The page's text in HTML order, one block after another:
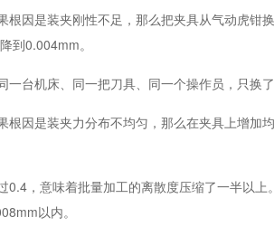
根因是装夹刚性不足，那么把夹具从气动虎钳
到0.004mm。
一台机床、同一把刀具、同一个操作员，只换
根因是装夹力分布不均匀，那么在夹具上增加
0.4，意味着批量加工的离散度压缩了一半以
以内。